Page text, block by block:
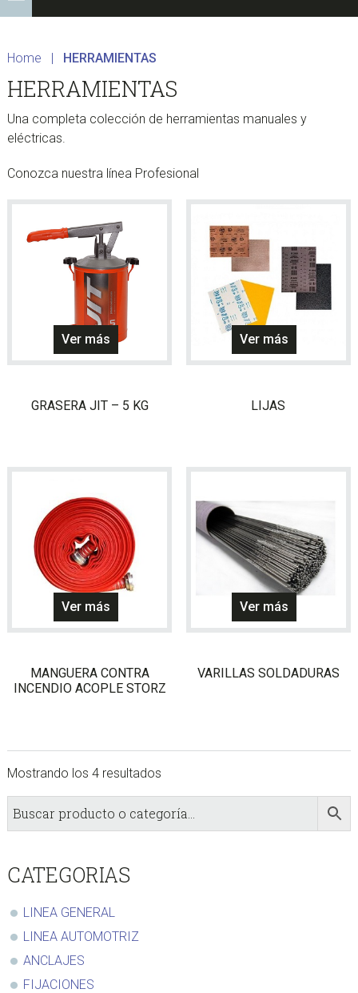
Home HERRAMIENTAS
HERRAMIENTAS
Una completa colección de herramientas manuales y
eléctricas.
Conozca nuestra línea Profesional
Ver más
GRASERA JIT – 5 KG
Ver más
LIJAS
Ver más
variantes.
Las
pueden
elegir
en
la
página
producto
MANGUERA CONTRA
INCENDIO ACOPLE STORZ
Ver más
VARILLAS SOLDADURAS
Mostrando los 4 resultados
sidebar
Store
Sidebar
CATEGORIAS
LINEA GENERAL
LINEA AUTOMOTRIZ
ANCLAJES
FIJACIONES